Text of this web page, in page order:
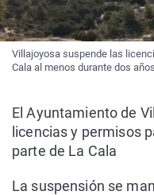
Villajoyosa suspende las
Cala al menos durante dos
El Ayuntamiento de
licencias y permisos
parte de La Cala
La suspensión se